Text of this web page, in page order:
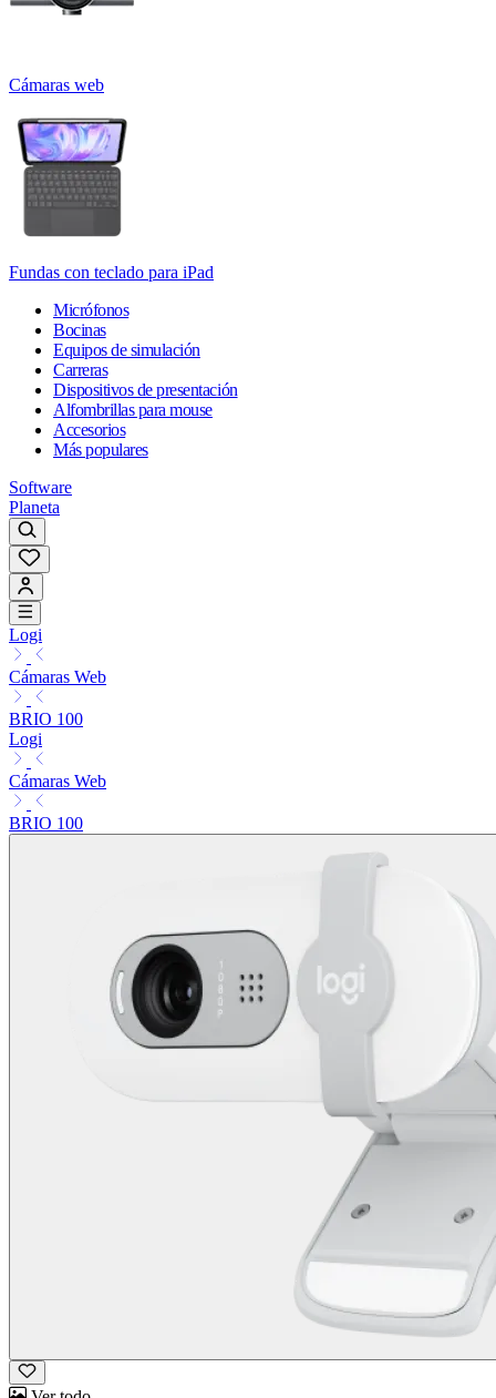
Cámaras web
Fundas con teclado para iPad
Micrófonos
Bocinas
Equipos de simulación
Carreras
Dispositivos de presentación
Alfombrillas para mouse
Accesorios
Más populares
Software
Planeta
Logi
Cámaras Web
BRIO 100
Logi
Cámaras Web
BRIO 100